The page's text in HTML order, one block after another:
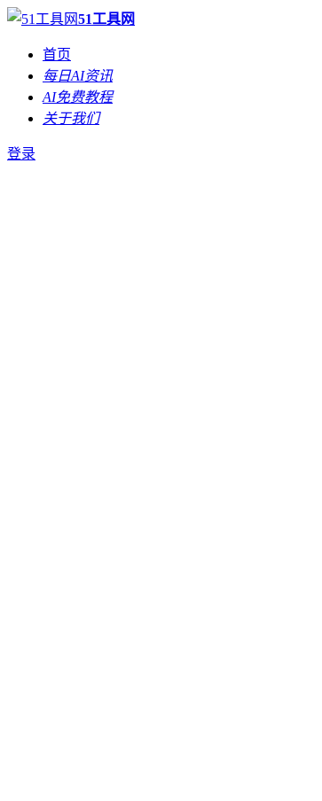
51工具网
首页
每日AI资讯
AI免费教程
关于我们
登录